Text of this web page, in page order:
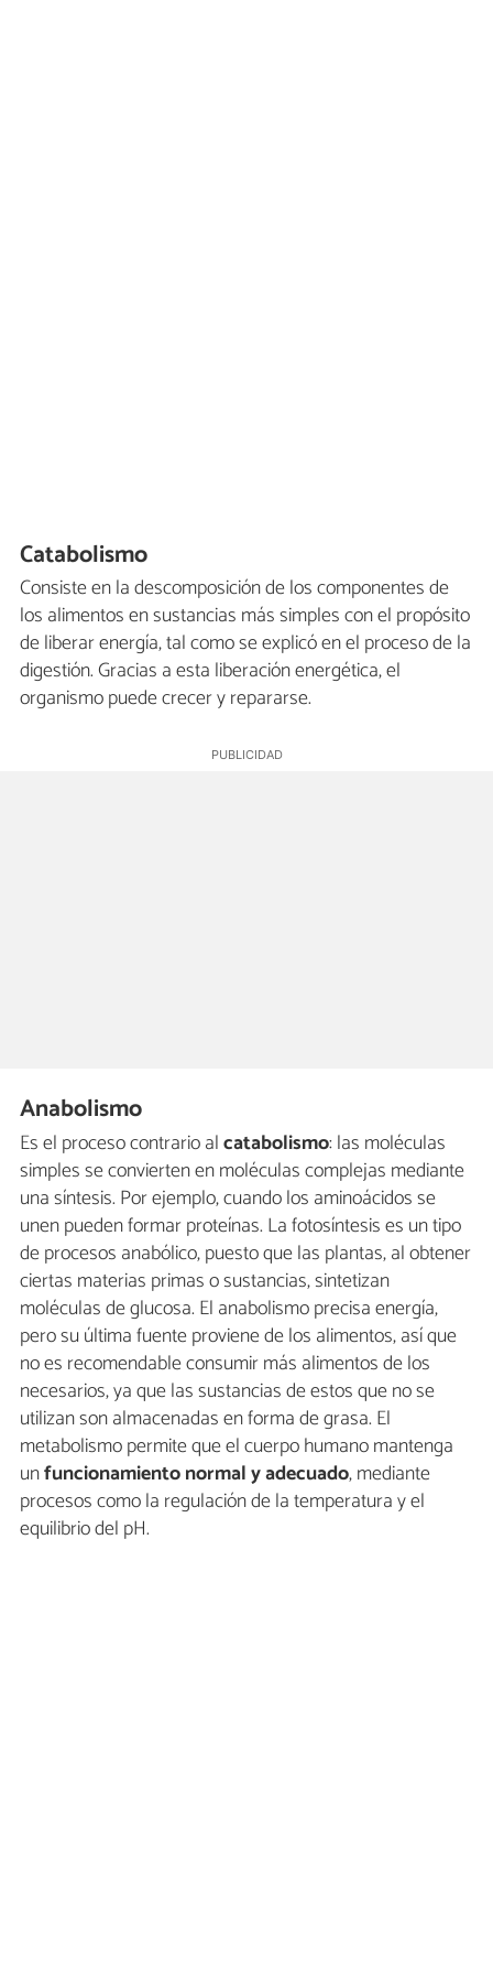
Catabolismo
Consiste en la descomposición de los componentes de
los alimentos en sustancias más simples con el propósito
de liberar energía, tal como se explicó en el proceso de la
digestión. Gracias a esta liberación energética, el
organismo puede crecer y repararse.
Anabolismo
Es el proceso contrario alcatabolismo: las moléculas
simples se convierten en moléculas complejas mediante
una síntesis. Por ejemplo, cuando los aminoácidos se
unen pueden formar proteínas. La fotosíntesis es un tipo
de procesos anabólico, puesto que las plantas, al obtener
ciertas materias primas o sustancias, sintetizan
moléculas de glucosa. El anabolismo precisa energía,
pero su última fuente proviene de los alimentos, así que
no es recomendable consumir más alimentos de los
necesarios, ya que las sustancias de estos que no se
utilizan son almacenadas en forma de grasa. El
metabolismo permite que el cuerpo humano mantenga
unfuncionamiento normal y adecuado, mediante
procesos como la regulación de la temperatura y el
equilibrio del pH.